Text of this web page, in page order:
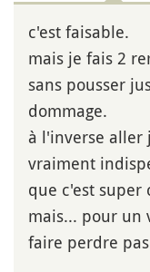
c'est faisable.
mais je fais 2
sans pousser
dommage.
à l'inverse aller
vraiment
que c'est
mais... pour un
faire perdre